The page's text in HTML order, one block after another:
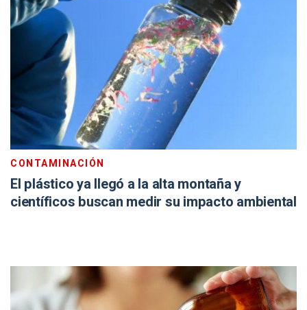
CONTAMINACIÓN
El plástico ya llegó a la alta montaña y
científicos buscan medir su impacto ambiental